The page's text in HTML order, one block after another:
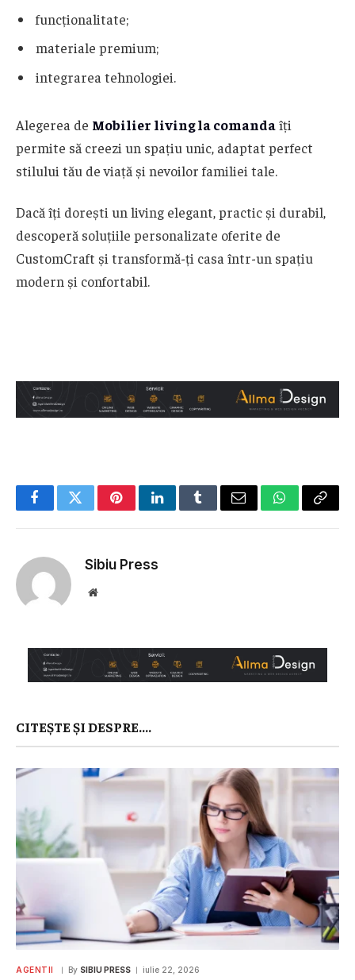
funcționalitate;
materiale premium;
integrarea tehnologiei.
Alegerea de Mobilier living la comandaîți
permite să creezi un spațiu unic, adaptat perfect
stilului tău de viață și nevoilor familiei tale.
Dacă îți dorești un living elegant, practic și durabil,
descoperă soluțiile personalizate oferite de
CustomCraft și transformă-ți casa într-un spațiu
modern și confortabil.
FacebookTwitterPinterestLinkedInTumblrEmail WhatsApp
Copy
Sibiu Press
Website
CITEȘTE ȘI DESPRE....
AGENTII By SIBIU PRESS iulie 22, 2026